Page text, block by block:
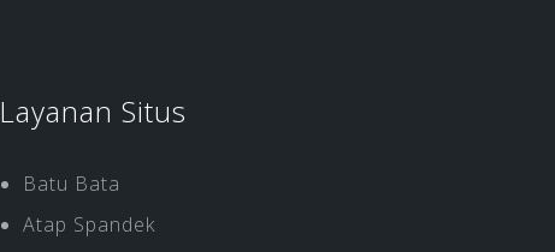
Layanan Situs
Batu Bata
Atap Spandek